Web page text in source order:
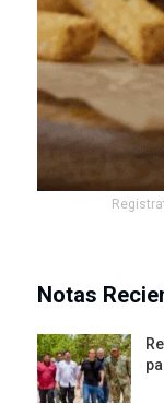
Notas